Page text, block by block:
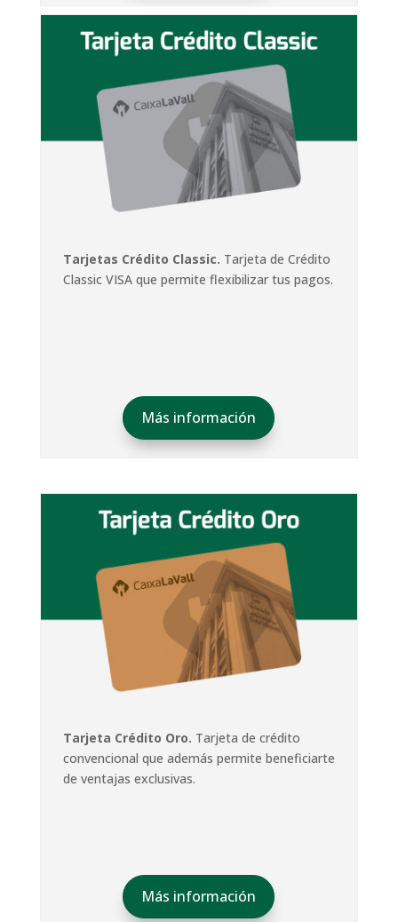
Tarjetas Crédito Classic. Tarjeta de Crédito
Classic VISA que permite flexibilizar tus pagos.
Más información
Tarjeta Crédito Oro. Tarjeta de crédito
convencional que además permite beneficiarte
de ventajas exclusivas.
Más información